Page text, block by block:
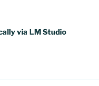
via LM Studio